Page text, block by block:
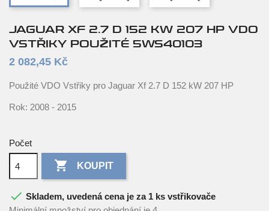
JAGUAR XF 2.7 D 152 KW 207 HP VDO
VSTŘIKY POUŽITÉ 5WS40103
2 082,45 Kč
Použité VDO Vstřiky pro Jaguar Xf 2.7 D 152 kW 207 HP
Rok: 2008 - 2015
Počet
 KOUPIT
 Skladem, uvedená cena je za 1 ks vstřikovače